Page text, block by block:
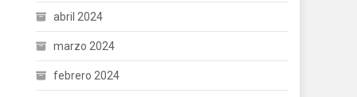
abril 2024
marzo 2024
febrero 2024